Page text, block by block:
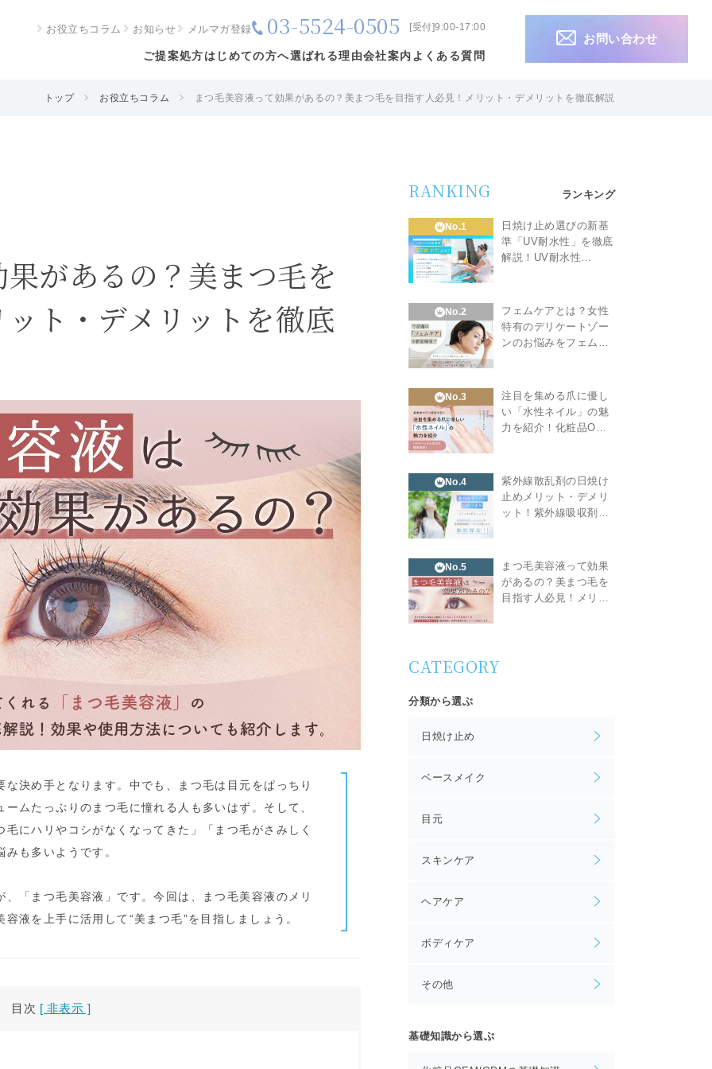
ご提案処方はじめての方へ選ばれる理由会社案内 よくある質問
お役立ちコラム お知らせ メルマガ登録 03-5524-0505 [受付]9:00-17:00
お問い合わせ
トップ お役立ちコラム まつ毛美容液って効果があるの？美まつ毛を目指す人必見！メリット・デメリットを徹底解説
があるの？美まつ毛を
ト・デメリットを徹底
決め手となります。中でも、まつ毛は目元をぱっちり
ムたっぷりのまつ毛に憧れる人も多いはず。そして、
にハリやコシがなくなってきた」「まつ毛がさみしく
も多いようです。
「まつ毛美容液」です。今回は、まつ毛美容液のメリ
液を上手に活用して“美まつ毛”を目指しましょう。
目次 [ 非表示 ]
RANKING ランキング
No.1
日焼け止め選びの新基
準「UV耐水性」を徹底
解説！UV耐水性…
No.2
フェムケアとは？女性
特有のデリケートゾー
ンのお悩みをフェム…
No.3
注目を集める爪に優し
い「水性ネイル」の魅
力を紹介！化粧品O…
No.4
紫外線散乱剤の日焼け
止めメリット・デメリ
ット！紫外線吸収剤…
No.5
まつ毛美容液って効果
があるの？美まつ毛を
目指す人必見！メリ…
CATEGORY
分類から選ぶ
日焼け止め
ベースメイク
目元
スキンケア
ヘアケア
ボディケア
その他
基礎知識から選ぶ